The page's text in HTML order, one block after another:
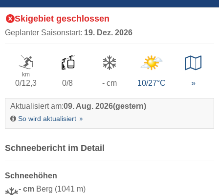
Skigebiet geschlossen
Geplanter Saisonstart: 19. Dez. 2026
km
0/12,3 0/8 - cm 10/27°C »
Aktualisiert am:09. Aug. 2026(gestern)
So wird aktualisiert
Schneebericht im Detail
Schneehöhen
- cm Berg (1041 m)